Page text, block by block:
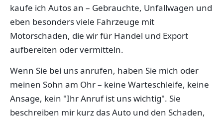
kaufe ich Autos an – Gebrauchte, Unfallwagen und
eben besonders viele Fahrzeuge mit
Motorschaden, die wir für Handel und Export
aufbereiten oder vermitteln.
Wenn Sie bei uns anrufen, haben Sie mich oder
meinen Sohn am Ohr – keine Warteschleife, keine
Ansage, kein "Ihr Anruf ist uns wichtig". Sie
beschreiben mir kurz das Auto und den Schaden,